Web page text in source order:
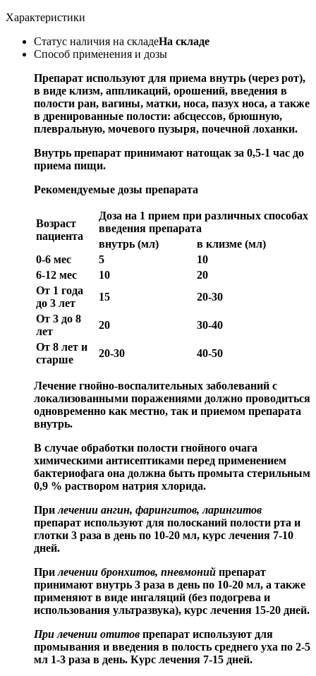
Характеристики
Статус наличия на складеНа складе
Способ применения и дозы
Препарат используют для приема внутрь (через рот),
в виде клизм, аппликаций, орошений, введения в
полости ран, вагины, матки, носа, пазух носа, а также
в дренированные полости: абсцессов, брюшную,
плевральную, мочевого пузыря, почечной лоханки.
Bнутрь препарат принимают натощак за 0,5-1 час до
приема пищи.
Рекомендуемые дозы препарата
Возраст
пациента
Доза на 1 прием при различных способах
введения препарата
внутрь (мл)
в клизме (мл)
0-6 мес
5
10
6-12 мес
10
20
От 1 года
до 3 лет
15
20-30
От 3 до 8
лет
20
30-40
От 8 лет и
старше
20-30 40-50
Лечение гнойно-воспалительных заболеваний с
локализованными поражениями должно проводиться
одновременно как местно, так и приемом препарата
внутрь.
В случае обработки полости гнойного очага
химическими антисептиками перед применением
бактериофага она должна быть промыта стерильным
0,9 % раствором натрия хлорида.
Прилечении ангин, фарингитов, ларингитов
препарат используют для полосканий полости рта и
глотки 3 раза в день по 10-20 мл, курс лечения 7-10
дней.
Прилечении бронхитов, пневмоний препарат
принимают внутрь 3 раза в день по 10-20 мл, а также
применяют в виде ингаляций (без подогрева и
использования ультразвука), курс лечения 15-20 дней.
При лечении отитов препарат используют для
промывания и введения в полость среднего уха по 2-5
мл 1-3 раза в день. Курс лечения 7-15 дней.